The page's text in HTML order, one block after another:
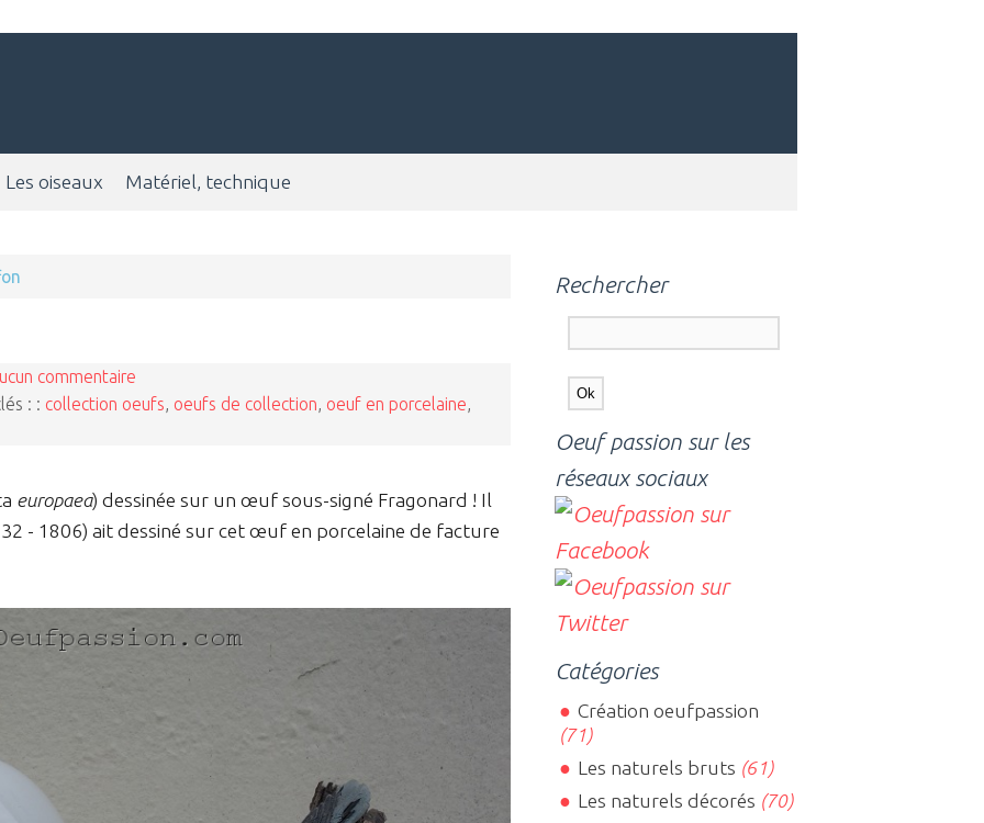
Les oiseaux Matériel, technique
commentaire
: : collection oeufs oeufs de collection oeuf en porcelaine
europaea) dessinée sur un œuf sous-signé Fragonard ! Il
- 1806) ait dessiné sur cet œuf en porcelaine de facture
Rechercher
Oeuf passion sur les
réseaux sociaux
Catégories
Création oeufpassion
(71)
Les naturels bruts (61)
Les naturels décorés (70)